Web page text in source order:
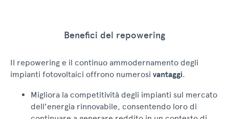
Benefici del repowering
Il repowering e il continuo ammodernamento degli
impianti fotovoltaici offrono numerosi vantaggi.
Migliora la competitività degli impianti sul mercato
dell'energia rinnovabile, consentendo loro di